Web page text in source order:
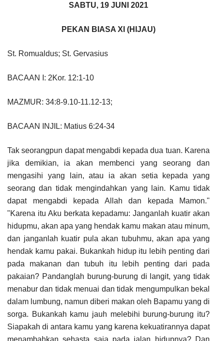
SABTU, 19 JUNI 2021
PEKAN BIASA XI (HIJAU)
St. Romualdus; St. Gervasius
BACAAN I: 2Kor. 12:1-10
MAZMUR: 34:8-9.10-11.12-13;
BACAAN INJIL: Matius 6:24-34
Tak seorangpun dapat mengabdi kepada dua tuan. Karena
jika demikian, ia akan membenci yang seorang dan
mengasihi yang lain, atau ia akan setia kepada yang
seorang dan tidak mengindahkan yang lain. Kamu tidak
dapat mengabdi kepada Allah dan kepada Mamon."
"Karena itu Aku berkata kepadamu: Janganlah kuatir akan
hidupmu, akan apa yang hendak kamu makan atau minum,
dan janganlah kuatir pula akan tubuhmu, akan apa yang
hendak kamu pakai. Bukankah hidup itu lebih penting dari
pada makanan dan tubuh itu lebih penting dari pada
pakaian? Pandanglah burung-burung di langit, yang tidak
menabur dan tidak menuai dan tidak mengumpulkan bekal
dalam lumbung, namun diberi makan oleh Bapamu yang di
sorga. Bukankah kamu jauh melebihi burung-burung itu?
Siapakah di antara kamu yang karena kekuatirannya dapat
menambahkan sehasta saja pada jalan hidupnya? Dan